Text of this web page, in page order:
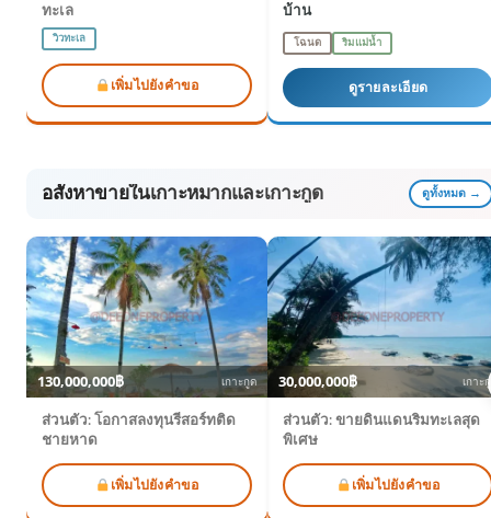
ทะเล
วิวทะเล
เพิ่มไปยังคำขอ
บ้าน
โฉนด ริมแม่น้ำ
ดูรายละเอียด
อสังหาขายในเกาะหมากและเกาะกูด ดูทั้งหมด →
130,000,000฿ เกาะกูด
ส่วนตัว: โอกาสลงทุนรีสอร์ทติด
ชายหาด
เพิ่มไปยังคำขอ
30,000,000฿ เกาะ
ส่วนตัว: ขายดินแดนริมทะเลสุด
พิเศษ
เพิ่มไปยังคำขอ